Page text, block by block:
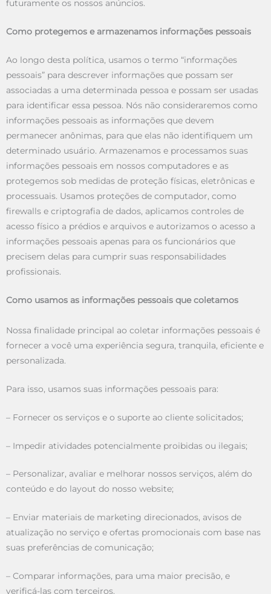
futuramente os nossos anúncios.
Como protegemos e armazenamos informações pessoais
Ao longo desta política, usamos o termo “informações
pessoais” para descrever informações que possam ser
associadas a uma determinada pessoa e possam ser usadas
para identificar essa pessoa. Nós não consideraremos como
informações pessoais as informações que devem
permanecer anônimas, para que elas não identifiquem um
determinado usuário. Armazenamos e processamos suas
informações pessoais em nossos computadores e as
protegemos sob medidas de proteção físicas, eletrônicas e
processuais. Usamos proteções de computador, como
firewalls e criptografia de dados, aplicamos controles de
acesso físico a prédios e arquivos e autorizamos o acesso a
informações pessoais apenas para os funcionários que
precisem delas para cumprir suas responsabilidades
profissionais.
Como usamos as informações pessoais que coletamos
Nossa finalidade principal ao coletar informações pessoais é
fornecer a você uma experiência segura, tranquila, eficiente e
personalizada.
Para isso, usamos suas informações pessoais para:
– Fornecer os serviços e o suporte ao cliente solicitados;
– Impedir atividades potencialmente proibidas ou ilegais;
– Personalizar, avaliar e melhorar nossos serviços, além do
conteúdo e do layout do nosso website;
– Enviar materiais de marketing direcionados, avisos de
atualização no serviço e ofertas promocionais com base nas
suas preferências de comunicação;
– Comparar informações, para uma maior precisão, e
verificá-las com terceiros.